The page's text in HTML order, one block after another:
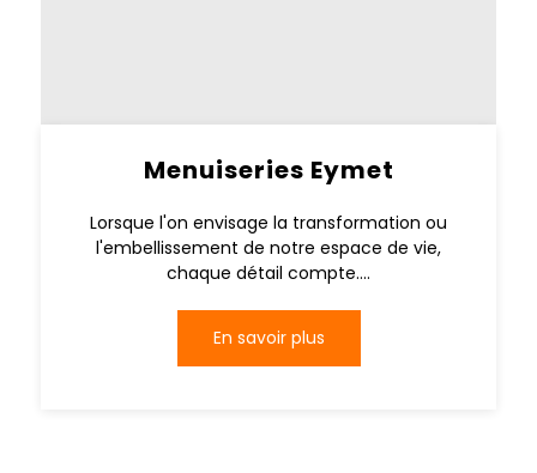
Menuiseries Eymet
Lorsque l'on envisage la transformation ou
l'embellissement de notre espace de vie,
chaque détail compte....
En savoir plus